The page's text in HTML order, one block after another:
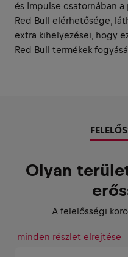
és Impulse csatornában
Red Bull elérhetősége,
extra kihelyezései, hogy
Red Bull termékek
Olyan
A felelősségi
minden részlet elrejtése